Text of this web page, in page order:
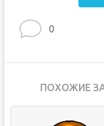
0
ПОХОЖИЕ